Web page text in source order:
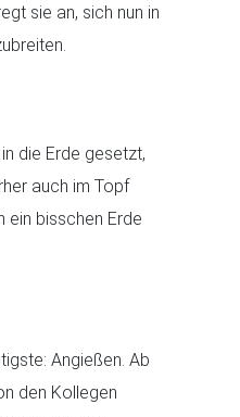
sie an, sich nun in
die Erde gesetzt,
auch im Topf
ein bisschen Erde
Angießen. Ab
den Kollegen